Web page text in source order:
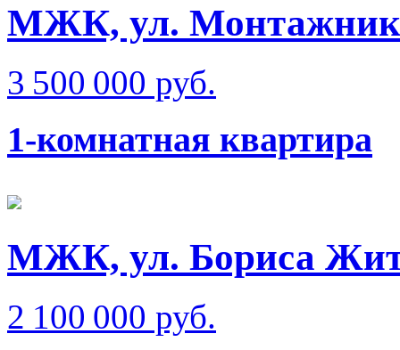
МЖК, ул.
3 500 000 руб.
1-комнатная квартира
МЖК, ул. Бориса
2 100 000 руб.